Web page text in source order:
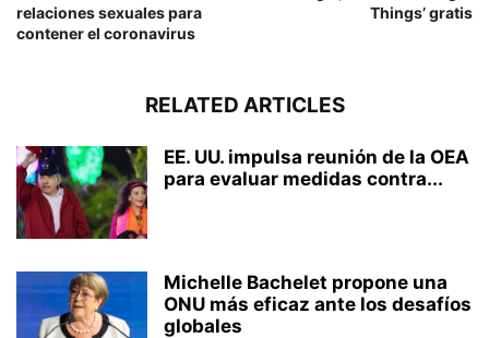
relaciones sexuales para
contener el coronavirus
Things’ gratis
RELATED ARTICLES
EE. UU. impulsa reunión de la OEA
para evaluar medidas contra...
Michelle Bachelet propone una
ONU más eficaz ante los desafíos
globales